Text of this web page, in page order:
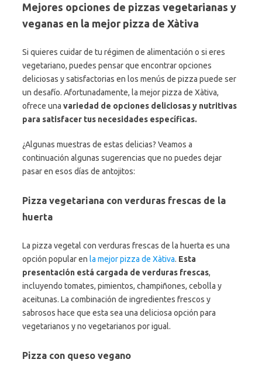
Mejores opciones de pizzas vegetarianas y
veganas en la mejor pizza de Xàtiva
Si quieres cuidar de tu régimen de alimentación o si eres
vegetariano, puedes pensar que encontrar opciones
deliciosas y satisfactorias en los menús de pizza puede ser
un desafío. Afortunadamente, la mejor pizza de Xàtiva,
ofrece una variedad de opciones deliciosas y nutritivas
para satisfacer tus necesidades específicas.
¿Algunas muestras de estas delicias? Veamos a
continuación algunas sugerencias que no puedes dejar
pasar en esos días de antojitos:
Pizza vegetariana con verduras frescas de la
huerta
La pizza vegetal con verduras frescas de la huerta es una
opción popular en la mejor pizza de Xàtiva. Esta
presentación está cargada de verduras frescas,
incluyendo tomates, pimientos, champiñones, cebolla y
aceitunas. La combinación de ingredientes frescos y
sabrosos hace que esta sea una deliciosa opción para
vegetarianos y no vegetarianos por igual.
Pizza con queso vegano